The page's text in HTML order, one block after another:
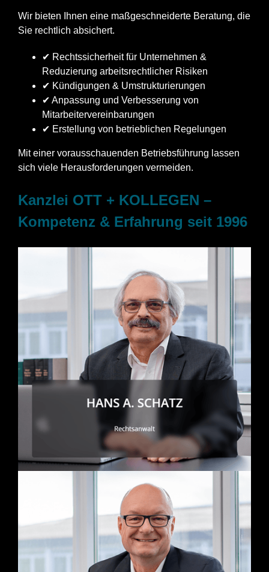
Wir bieten Ihnen eine maßgeschneiderte Beratung, die
Sie rechtlich absichert.
✔ Rechtssicherheit für Unternehmen &
Reduzierung arbeitsrechtlicher Risiken
✔ Kündigungen & Umstrukturierungen
✔ Anpassung und Verbesserung von
Mitarbeitervereinbarungen
✔ Erstellung von betrieblichen Regelungen
Mit einer vorausschauenden Betriebsführung lassen
sich viele Herausforderungen vermeiden.
Kanzlei OTT + KOLLEGEN –
Kompetenz & Erfahrung seit 1996